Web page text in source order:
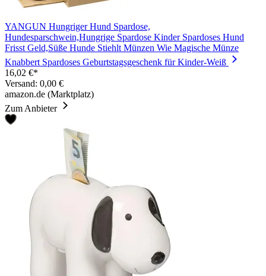
YANGUN Hungriger Hund Spardose,
Hundesparschwein,Hungrige Spardose Kinder Spardoses Hund
Frisst Geld,Süße Hunde Stiehlt Münzen Wie Magische Münze
Knabbert Spardoses Geburtstagsgeschenk für Kinder-Weiß
16,02 €*
Versand: 0,00 €
amazon.de (Marktplatz)
Zum Anbieter